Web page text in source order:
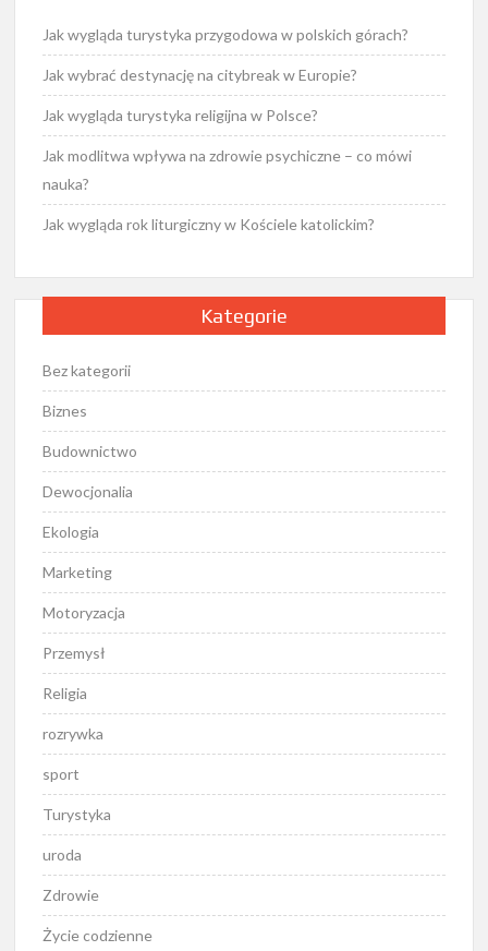
Jak wygląda turystyka przygodowa w polskich górach?
Jak wybrać destynację na citybreak w Europie?
Jak wygląda turystyka religijna w Polsce?
Jak modlitwa wpływa na zdrowie psychiczne – co mówi
nauka?
Jak wygląda rok liturgiczny w Kościele katolickim?
Kategorie
Bez kategorii
Biznes
Budownictwo
Dewocjonalia
Ekologia
Marketing
Motoryzacja
Przemysł
Religia
rozrywka
sport
Turystyka
uroda
Zdrowie
Życie codzienne